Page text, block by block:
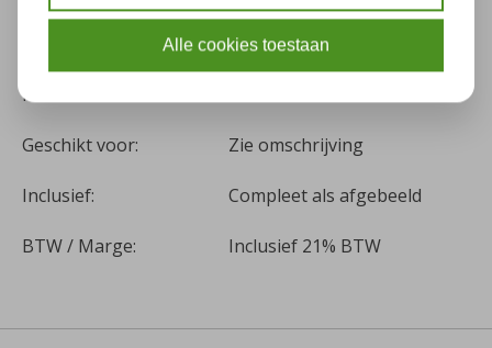
0
Kleur:
Geschikt voor: Zie omschrijving
Inclusief: Compleet als afgebeeld
BTW / Marge: Inclusief 21% BTW
Alle cookies toestaan